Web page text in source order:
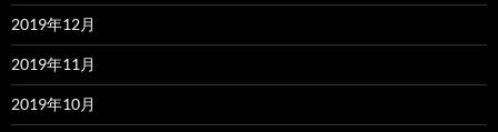
2019年12月
2019年11月
2019年10月